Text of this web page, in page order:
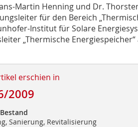
Martin Henning und Dr.
für den Bereich
Institut für Solare
„Thermische
erschien in
2009
Sanierung, Revitalisierung